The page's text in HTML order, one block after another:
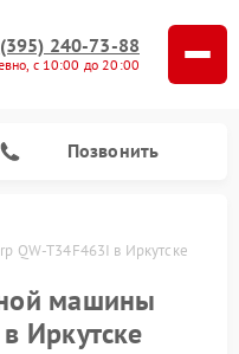
240-73-88
с 10:00 до 20:00
Позвонить
QW-T34F463I в Иркутске
машины
Иркутске